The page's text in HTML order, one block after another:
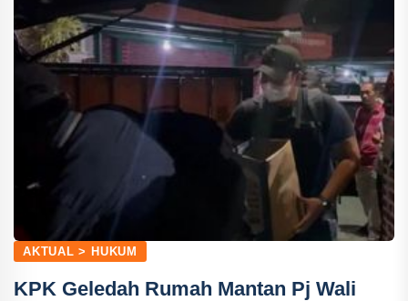
AKTUAL > HUKUM
KPK Geledah Rumah Mantan Pj Wali